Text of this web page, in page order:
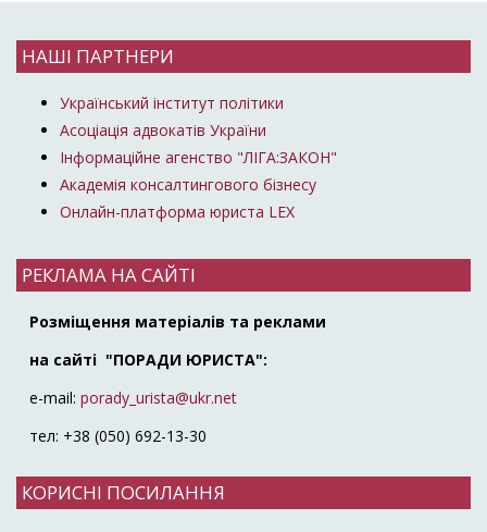
НАШІ ПАРТНЕРИ
Український інститут політики
Асоціація адвокатів України
Інформаційне агенство "ЛІГА:ЗАКОН"
Академія консалтингового бізнесу
Онлайн-платформа юриста LEX
РЕКЛАМА НА САЙТІ
Розміщення матеріалів та реклами
на сайті "ПОРАДИ ЮРИСТА":
e-mail: porady_urista@ukr.net
тел: +38 (050) 692-13-30
КОРИСНІ ПОСИЛАННЯ